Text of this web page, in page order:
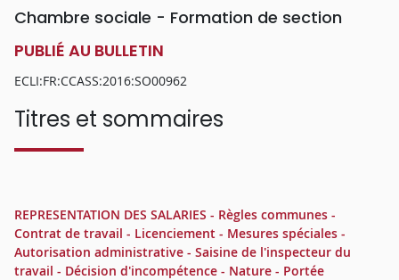
Chambre sociale - Formation de section
PUBLIÉ AU BULLETIN
ECLI:FR:CCASS:2016:SO00962
Titres et sommaires
REPRESENTATION DES SALARIES - Règles communes -
Contrat de travail - Licenciement - Mesures spéciales -
Autorisation administrative - Saisine de l'inspecteur du
travail - Décision d'incompétence - Nature - Portée